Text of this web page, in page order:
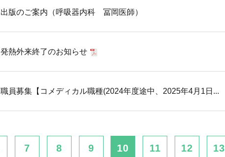
出版のご案内（呼吸器内科 冨岡医師）
発熱外来終了のお知らせ
職員募集【コメディカル職種(2024年度途中、2025年4月1日...
7 8 9 10 11 12 13